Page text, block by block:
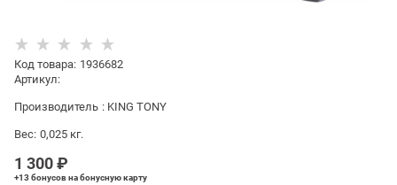
Код товара: 1936682
Артикул:
Производитель : KING TONY
Вес: 0,025 кг.
1 300 ₽
+13 бонусовна бонусную карту